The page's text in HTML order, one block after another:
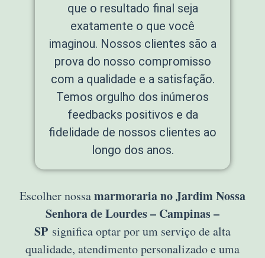
que o resultado final seja
exatamente o que você
imaginou. Nossos clientes são a
prova do nosso compromisso
com a qualidade e a satisfação.
Temos orgulho dos inúmeros
feedbacks positivos e da
fidelidade de nossos clientes ao
longo dos anos.
Escolher nossamarmoraria no Jardim Nossa
Senhora de Lourdes – Campinas –
SP significa optar por um serviço de alta
qualidade, atendimento personalizado e uma